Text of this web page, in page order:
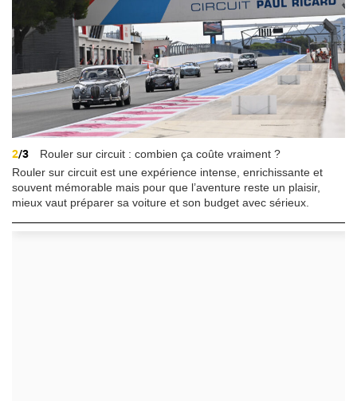
2/3
Rouler sur circuit : combien ça coûte vraiment ?
Rouler sur circuit est une expérience intense, enrichissante et
souvent mémorable mais pour que l’aventure reste un plaisir,
mieux vaut préparer sa voiture et son budget avec sérieux.